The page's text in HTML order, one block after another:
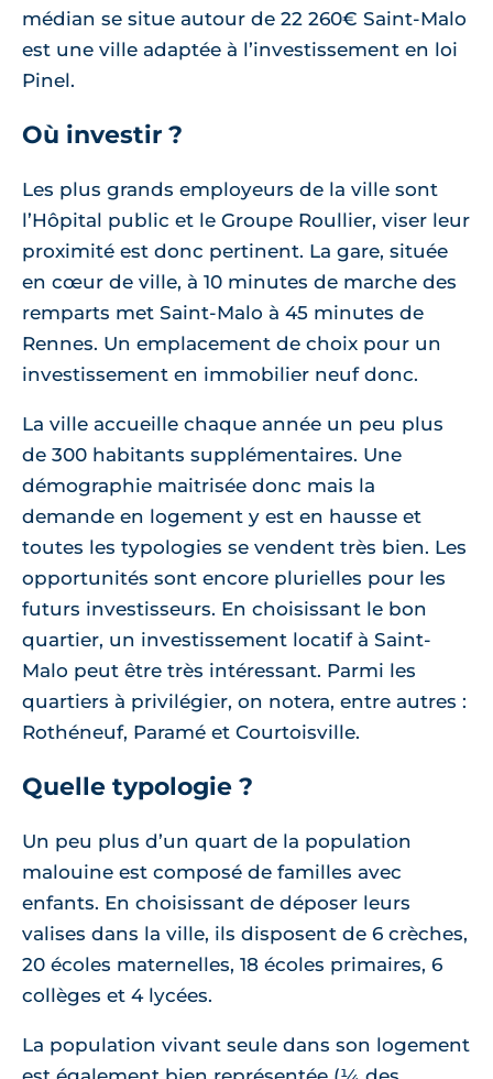
médian se situe autour de 22 260€ Saint-Malo
est une ville adaptée à l’investissement en loi
Pinel.
Où investir ?
Les plus grands employeurs de la ville sont
l’Hôpital public et le Groupe Roullier, viser leur
proximité est donc pertinent. La gare, située
en cœur de ville, à 10 minutes de marche des
remparts met Saint-Malo à 45 minutes de
Rennes. Un emplacement de choix pour un
investissement en immobilier neuf donc.
La ville accueille chaque année un peu plus
de 300 habitants supplémentaires. Une
démographie maitrisée donc mais la
demande en logement y est en hausse et
toutes les typologies se vendent très bien. Les
opportunités sont encore plurielles pour les
futurs investisseurs. En choisissant le bon
quartier, un investissement locatif à Saint-
Malo peut être très intéressant. Parmi les
quartiers à privilégier, on notera, entre autres :
Rothéneuf, Paramé et Courtoisville.
Quelle typologie ?
Un peu plus d’un quart de la population
malouine est composé de familles avec
enfants. En choisissant de déposer leurs
valises dans la ville, ils disposent de 6 crèches,
20 écoles maternelles, 18 écoles primaires, 6
collèges et 4 lycées.
La population vivant seule dans son logement